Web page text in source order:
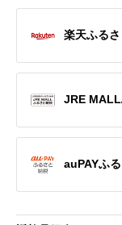
楽天ふる
JRE
auPAYふ